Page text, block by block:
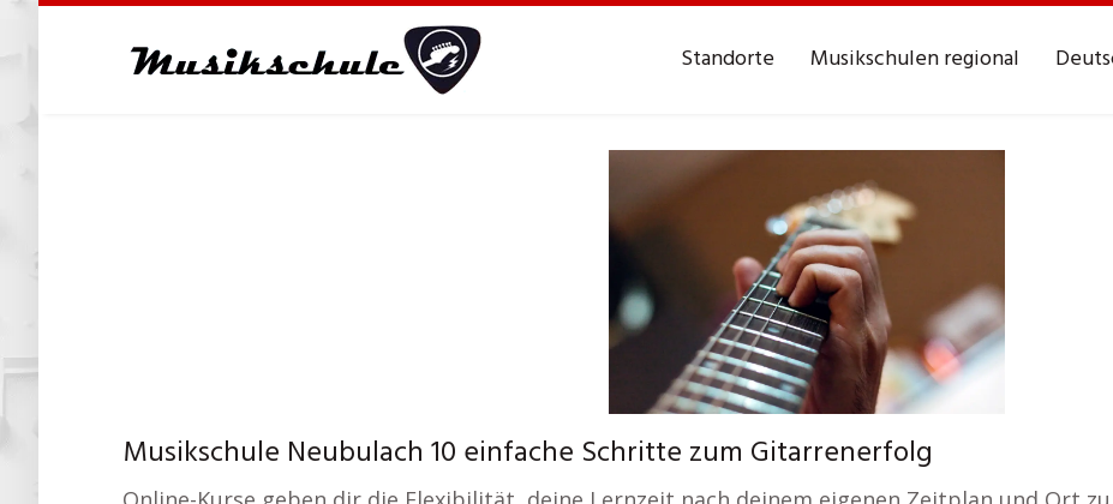
content
Standorte Musikschulen regional
Musikschule Neubulach 10 einfache Schritte zum Gitarrenerfolg